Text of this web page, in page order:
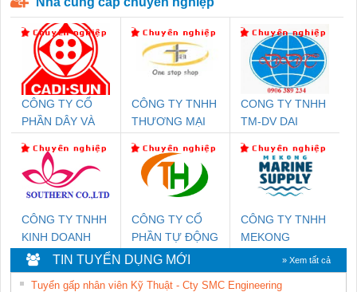
CÔNG TY CỔ
PHẦN DÂY VÀ
THƯỢNG ĐÌNH
CÔNG TY TNHH
THƯƠNG MẠI
NAM
CONG TY TNHH
TM-DV DAI
CÔNG TY TNHH
KINH DOANH
DỊCH VỤ XNK
PHƯƠNG NAM
CÔNG TY CỔ
PHẦN TỰ ĐỘNG
TIẾN HƯNG
CÔNG TY TNHH
MEKONG
SUPPLY
TIN TUYỂN DỤNG MỚI » Xem tất cả
Tuyển gấp nhân viên Kỹ Thuật - Cty SMC Engineering